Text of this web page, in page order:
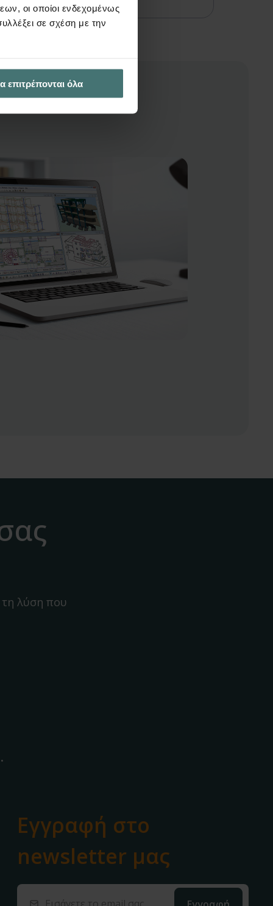
οι οποίοι ενδεχομένως
σε σχέση με την
επιτρέπονται όλα
τη λύση που
Εγγραφή στο
newsletter μας